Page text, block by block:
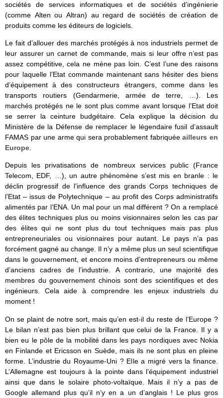
sociétés de services informatiques et de sociétés d’ingénierie
(comme Alten ou Altran) au regard de sociétés de création de
produits comme les éditeurs de logiciels.
Le fait d’allouer des marchés protégés à nos industriels permet de
leur assurer un carnet de commande, mais si leur offre n’est pas
assez compétitive, cela ne mène pas loin. C’est l’une des raisons
pour laquelle l’Etat commande maintenant sans hésiter des biens
d’équipement à des constructeurs étrangers, comme dans les
transports routiers (Gendarmerie, armée de terre, …). Les
marchés protégés ne le sont plus comme avant lorsque l’Etat doit
se serrer la ceinture budgétaire. Cela explique la décision du
Ministère de la Défense de remplacer le légendaire fusil d’assault
FAMAS par une arme qui sera probablement fabriquée ailleurs en
Europe.
Depuis les privatisations de nombreux services public (France
Telecom, EDF, …), un autre phénomène s’est mis en branle : le
déclin progressif de l’influence des grands Corps techniques de
l’Etat – issus de Polytechnique – au profit des Corps administratifs
alimentés par l’ENA. Un mal pour un mal différent ? On a remplacé
des élites techniques plus ou moins visionnaires selon les cas par
des élites qui ne sont plus du tout techniques mais pas plus
entrepreneuriales ou visionnaires pour autant. Le pays n’a pas
forcément gagné au change. Il n’y a même plus un seul scientifique
dans le gouvernement, et encore moins d’entrepreneurs ou même
d’anciens cadres de l’industrie. A contrario, une majorité des
membres du gouvernement chinois sont des scientifiques et des
ingénieurs. Cela aide à comprendre les enjeux industriels du
moment !
On se plaint de notre sort, mais qu’en est-il du reste de l’Europe ?
Le bilan n’est pas bien plus brillant que celui de la France. Il y a
bien eu le pôle de la mobilité dans les pays nordiques avec Nokia
en Finlande et Ericsson en Suède, mais ils ne sont plus en pleine
forme. L’industrie du Royaume-Uni ? Elle a migré vers la finance.
L’Allemagne est toujours à la pointe dans l’équipement industriel
ainsi que dans le solaire photo-voltaïque. Mais il n’y a pas de
Google allemand plus qu’il n’y en a un d’anglais ! Le plus gros